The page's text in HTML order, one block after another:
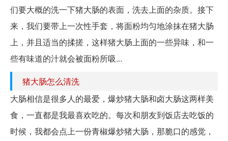
们要大概的洗一下猪大肠的表面，洗去上面的杂质。接下
来，我们要带上一次性手套，将面粉均匀地涂抹在猪大肠
上，并且适当的揉搓，这样猪大肠上面的一些异味，和一
些有味道的汁就会被面粉所吸...
猪大肠怎么清洗
大肠相信是很多人的最爱，爆炒猪大肠和卤大肠这两样美
食，一直都是我最喜欢吃的。每次和朋友到饭店去吃饭的
时候，我都会点上一份青椒爆炒猪大肠，那脆口的感觉，